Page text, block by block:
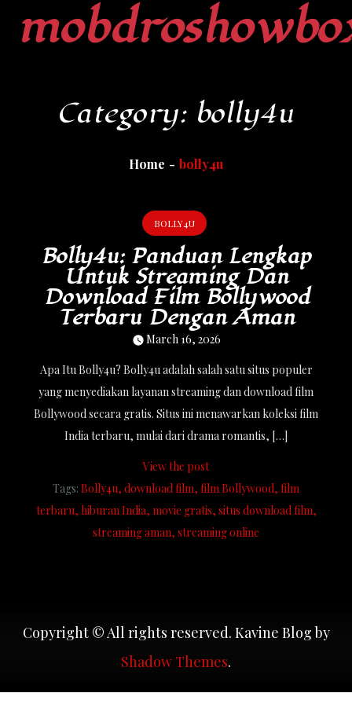
Category: bolly4u
Home bolly4u
BOLLY4U
Bolly4u: Panduan Lengkap
Untuk Streaming Dan
Download Film Bollywood
Terbaru Dengan Aman
March 16, 2026
Apa Itu Bolly4u? Bolly4u adalah salah satu situs populer
yang menyediakan layanan streaming dan download film
Bollywood secara gratis. Situs ini menawarkan koleksi film
India terbaru, mulai dari drama romantis, […]
View the post
Tags: Bolly4u download film film Bollywood film
terbaru hiburan India movie gratis situs download film
streaming aman streaming online
Copyright © All rights reserved. Kavine Blog by
Shadow Themes.